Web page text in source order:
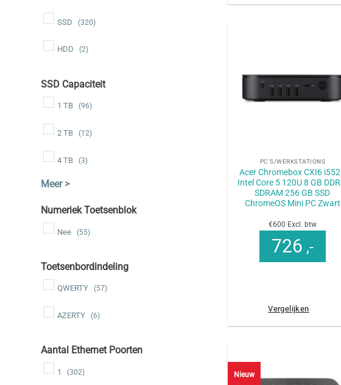
SSD (320)
HDD (2)
SSD Capaciteit
1 TB (96)
2 TB (12)
4 TB (3)
Numeriek Toetsenblok
Nee (55)
Toetsenbordindeling
QWERTY (57)
AZERTY (6)
Aantal Ethernet Poorten
1 (302)
PC'S/WERKSTATIONS
Acer Chromebox CXI6
Intel Core 5 120U 8 GB
SDRAM 256 GB SSD
ChromeOS Mini PC Zwart
€600 Excl. btw
726 ,-
Vergelijken
Nieuw